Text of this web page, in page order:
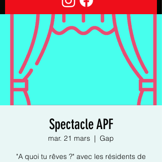
Spectacle APF
mar. 21 mars
  |
Gap
"A quoi tu rêves ?" avec les résidents de